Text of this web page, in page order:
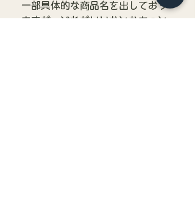
一部具体的な商品名を出しており
ますが、どれがいいかとかもっと